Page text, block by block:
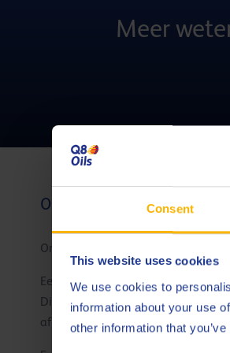
Consent
This website uses cookies
We use cookies to
information about your use
other information that
Meer
Op zoek naar LSPI-
Omdat LSPI de motor ernstig kan
Een oplossing om LSPI te
Dit heeft helaas een negatief
afslanking en snelheidsverlaging.